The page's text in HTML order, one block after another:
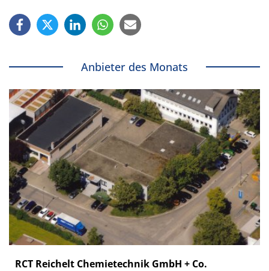
Anbieter des Monats
RCT Reichelt Chemietechnik GmbH + Co.